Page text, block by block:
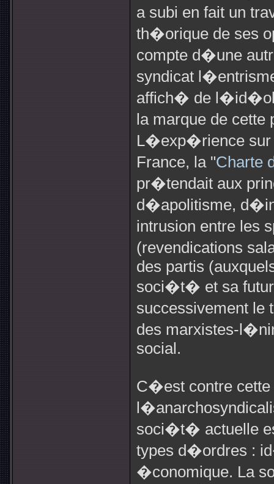
a subi en fait un
th�orique de ses
compte d�une
syndicat
affich� de
la marque de
L�exp�rience sur
France, la "Charte
pr�tendait aux
d�apolitisme,
intrusion entre
(revendications
des partis
soci�t� et sa
successivement
des marxistes-
social.
C�est contre
soci�t� actuelle
types d�ordres :
�conomique. La